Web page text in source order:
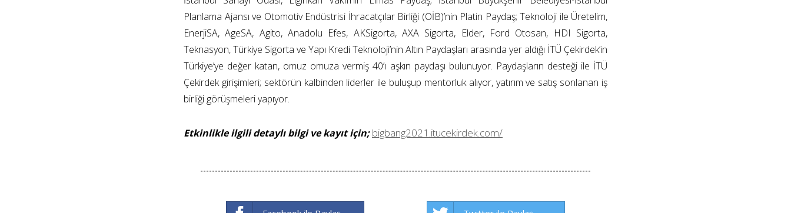
Planlama Ajansı ve Otomotiv Endüstrisi İhracatçılar Birliği (OİB)’nin Platin Paydaş; Teknoloji ile Üretelim,
EnerjiSA, AgeSA, Agito, Anadolu Efes, AKSigorta, AXA Sigorta, Elder, Ford Otosan, HDI Sigorta,
Teknasyon, Türkiye Sigorta ve Yapı Kredi Teknoloji’nin Altın Paydaşları arasında yer aldığı İTÜ Çekirdek’in
Türkiye’ye değer katan, omuz omuza vermiş 40’ı aşkın paydaşı bulunuyor. Paydaşların desteği ile İTÜ
Çekirdek girişimleri; sektörün kalbinden liderler ile buluşup mentorluk alıyor, yatırım ve satış sonlanan iş
birliği görüşmeleri yapıyor.
Etkinlikle ilgili detaylı bilgi ve kayıt için;bigbang2021.itucekirdek.com/